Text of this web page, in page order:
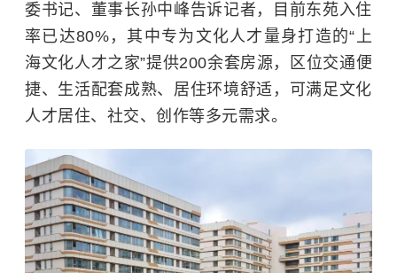
委书记、董事长孙中峰告诉记者，目前东苑入住
率已达80%，其中专为文化人才量身打造的“上
海文化人才之家”提供200余套房源，区位交通便
捷、生活配套成熟、居住环境舒适，可满足文化
人才居住、社交、创作等多元需求。